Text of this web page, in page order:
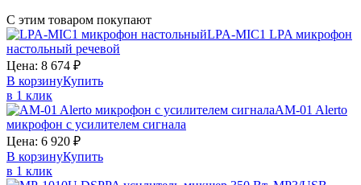
С этим товаром покупают
LPA-MIC1 LPA микрофон
настольный речевой
Цена: 8 674 ₽
В корзинуКупить
в 1 клик
AM-01 Alerto
микрофон с усилителем сигнала
Цена: 6 920 ₽
В корзинуКупить
в 1 клик